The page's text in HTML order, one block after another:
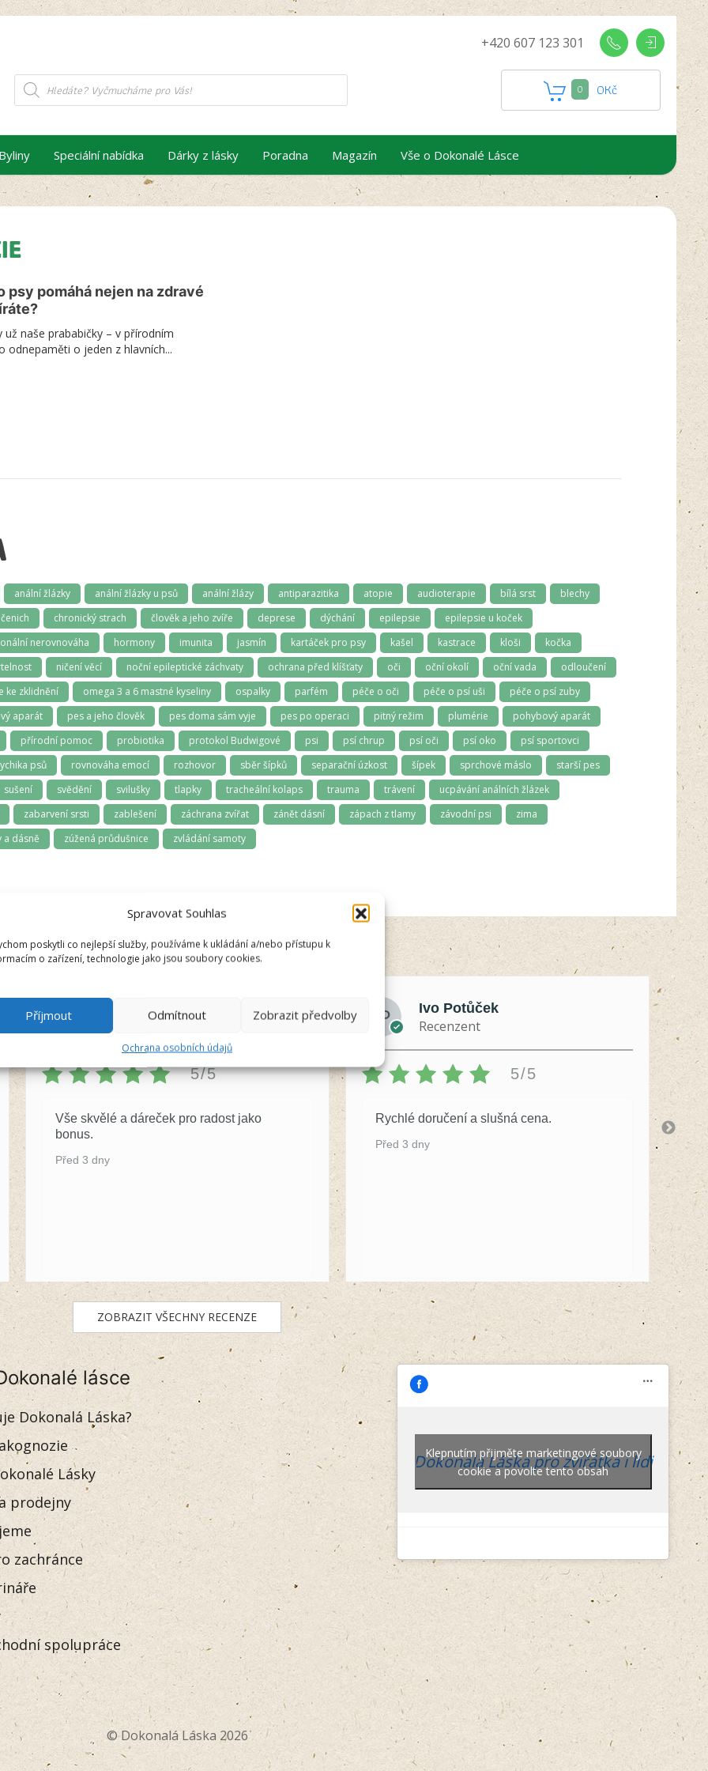
Spravovat Souhlas
poskytli co nejlepší služby, používáme k ukládání a/nebo přístupu k
o zařízení, technologie jako jsou soubory cookies.
Příjmout Odmítnout Zobrazit předvolby
Ochrana osobních údajů
+420 607 123 301
Products
search 0 0Kč
Byliny Speciální nabídka Dárky z lásky Poradna Magazín Vše o Dokonalé Lásce
psy pomáhá nejen na zdravé
už naše prababičky – v přírodním
odnepaměti o jeden z hlavních...
anální žlázky anální žlázky u psů anální žlázy antiparazitika atopie audioterapie bílá srst
blechy
čenich chronický strach člověk a jeho zvíře deprese dýchání epilepsie
epilepsie u koček
nerovnováha hormony imunita jasmín kartáček pro psy kašel kastrace kloši
kočka
ničení věcí noční epileptické záchvaty ochrana před klíšťaty oči oční okolí oční vada
odloučení
ke zklidnění omega 3 a 6 mastné kyseliny ospalky parfém péče o oči péče o psí uši
péče o psí zuby
aparát pes a jeho člověk pes doma sám vyje pes po operaci pitný režim plumérie
pohybový aparát
přírodní pomoc probiotika protokol Budwigové psi psí chrup psí oči psí oko
psí sportovci
psů rovnováha emocí rozhovor sběr šípků separační úzkost šípek sprchové máslo
starší pes
sušení svědění svilušky tlapky tracheální kolaps trauma trávení
ucpávání análních žlázek
zabarvení srsti zablešení záchrana zvířat zánět dásní zápach z tlamy závodní psi
zima
a dásně zúžená průdušnice zvládání samoty
Vendula
Recenzent
5/5
Vše skvělé a dáreček pro radost jako
bonus.
Před 3 dny
Ivo Potůček
Recenzent
5/5
Rychlé doručení a slušná cena.
Před 3 dny
ZOBRAZIT VŠECHNY RECENZE
lásce
Dokonalá Láska?
Lásky
prodejny
zachránce
spolupráce
Dokonalá Láska pro zvířátka i lidi
Klepnutím přijměte marketingové soubory
cookie a povolte tento obsah
© Dokonalá Láska 2026